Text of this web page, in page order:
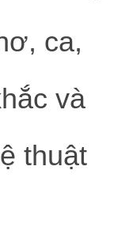
ca,
và
thuật